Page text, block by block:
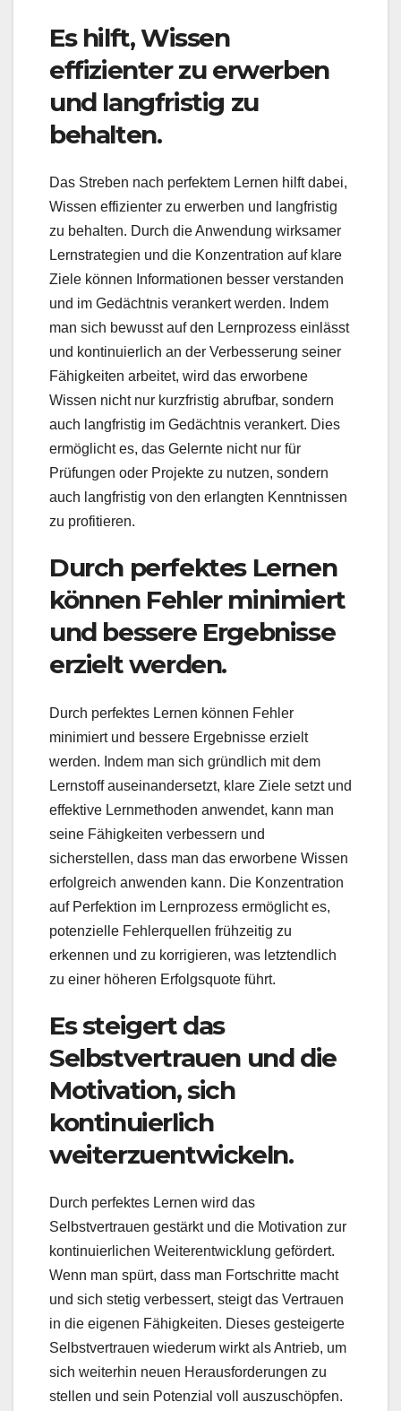
Es hilft, Wissen
effizienter zu erwerben
und langfristig zu
behalten.
Das Streben nach perfektem Lernen hilft dabei,
Wissen effizienter zu erwerben und langfristig
zu behalten. Durch die Anwendung wirksamer
Lernstrategien und die Konzentration auf klare
Ziele können Informationen besser verstanden
und im Gedächtnis verankert werden. Indem
man sich bewusst auf den Lernprozess einlässt
und kontinuierlich an der Verbesserung seiner
Fähigkeiten arbeitet, wird das erworbene
Wissen nicht nur kurzfristig abrufbar, sondern
auch langfristig im Gedächtnis verankert. Dies
ermöglicht es, das Gelernte nicht nur für
Prüfungen oder Projekte zu nutzen, sondern
auch langfristig von den erlangten Kenntnissen
zu profitieren.
Durch perfektes Lernen
können Fehler minimiert
und bessere Ergebnisse
erzielt werden.
Durch perfektes Lernen können Fehler
minimiert und bessere Ergebnisse erzielt
werden. Indem man sich gründlich mit dem
Lernstoff auseinandersetzt, klare Ziele setzt und
effektive Lernmethoden anwendet, kann man
seine Fähigkeiten verbessern und
sicherstellen, dass man das erworbene Wissen
erfolgreich anwenden kann. Die Konzentration
auf Perfektion im Lernprozess ermöglicht es,
potenzielle Fehlerquellen frühzeitig zu
erkennen und zu korrigieren, was letztendlich
zu einer höheren Erfolgsquote führt.
Es steigert das
Selbstvertrauen und die
Motivation, sich
kontinuierlich
weiterzuentwickeln.
Durch perfektes Lernen wird das
Selbstvertrauen gestärkt und die Motivation zur
kontinuierlichen Weiterentwicklung gefördert.
Wenn man spürt, dass man Fortschritte macht
und sich stetig verbessert, steigt das Vertrauen
in die eigenen Fähigkeiten. Dieses gesteigerte
Selbstvertrauen wiederum wirkt als Antrieb, um
sich weiterhin neuen Herausforderungen zu
stellen und sein Potenzial voll auszuschöpfen.